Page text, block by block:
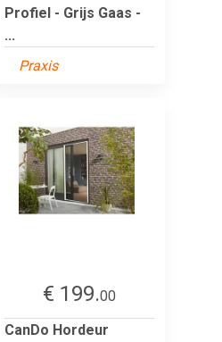
Profiel - Grijs Gaas -
...
Praxis
€ 199.00
CanDo Hordeur